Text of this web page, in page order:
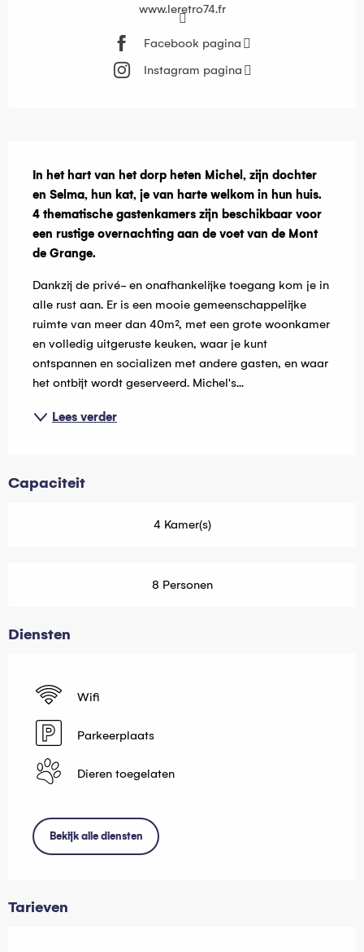
www.leretro74.fr
Facebook pagina
Instagram pagina
In het hart van het dorp heten Michel, zijn dochter
en Selma, hun kat, je van harte welkom in hun huis.
4 thematische gastenkamers zijn beschikbaar voor
een rustige overnachting aan de voet van de Mont
de Grange.
Dankzij de privé- en onafhankelijke toegang kom je in
alle rust aan. Er is een mooie gemeenschappelijke
ruimte van meer dan 40m², met een grote woonkamer
en volledig uitgeruste keuken, waar je kunt
ontspannen en socializen met andere gasten, en waar
het ontbijt wordt geserveerd. Michel's...
Lees verder
Capaciteit
4 Kamer(s)
8 Personen
Diensten
Wifi
Parkeerplaats
Dieren toegelaten
Bekijk alle diensten
Tarieven